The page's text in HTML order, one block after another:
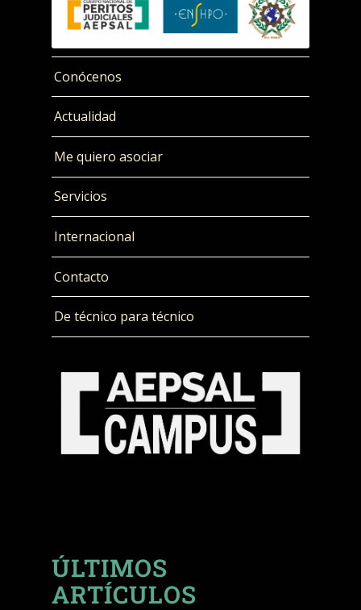
Conócenos
Actualidad
Me quiero asociar
Servicios
Internacional
Contacto
De técnico para técnico
ÚLTIMOS
ARTÍCULOS